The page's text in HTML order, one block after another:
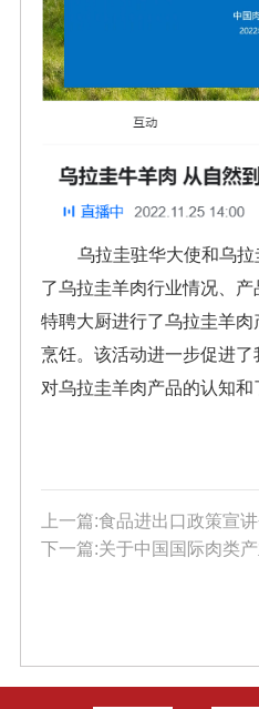
乌拉圭驻华大使和乌
了乌拉圭羊肉行业情况、
特聘大厨进行了乌拉圭羊
烹饪。该活动进一步促进
对乌拉圭羊肉产品的认知和
上一篇:食品进出口政策宣